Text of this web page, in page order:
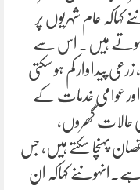
عام شہریوں پر
ہوتے ہیں۔ اس سے
پیداوار کم ہو سکتی
اور عوامی خدمات کے
حالات گھروں،
پہنچا سکتے ہیں، جس
ہے۔انہوںنے کہاکہ ان